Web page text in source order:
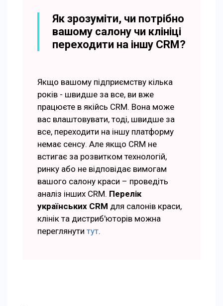
Як зрозуміти, чи потрібно
вашому салону чи клініці
переходити на іншу CRM?
Якщо вашому підприємству кілька
років - швидше за все, ви вже
працюєте в якійсь CRM. Вона може
вас влаштовувати, тоді, швидше за
все, переходити на іншу платформу
немає сенсу. Але якщо CRM не
встигає за розвитком технологій,
ринку або не відповідає вимогам
вашого салону краси – проведіть
аналіз інших CRM. Перелік
українських CRM для салонів краси,
клінік та дистриб'юторів можна
переглянути тут.